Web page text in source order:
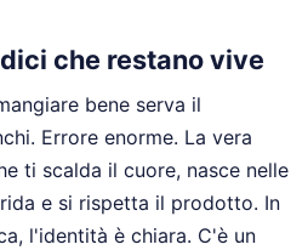
che restano vive
bene serva il
Errore enorme. La vera
ti scalda il cuore, nasce nelle
e si rispetta il prodotto. In
l'identità è chiara. C'è un